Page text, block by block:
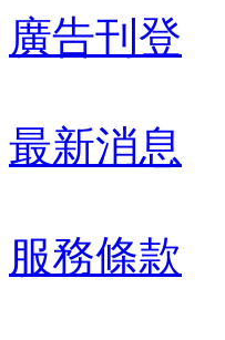
廣告刊登
最新消息
服務條款